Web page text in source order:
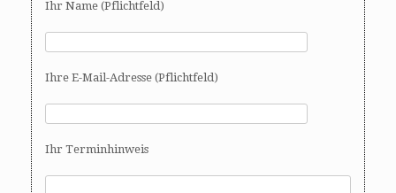
Ihr Name (Pflichtfeld)
Ihre E-Mail-Adresse (Pflichtfeld)
Ihr Terminhinweis